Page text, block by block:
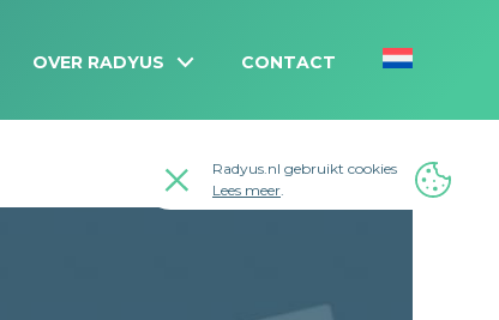
OVER RADYUS CONTACT
Radyus.nl gebruikt cookies
Lees meer.